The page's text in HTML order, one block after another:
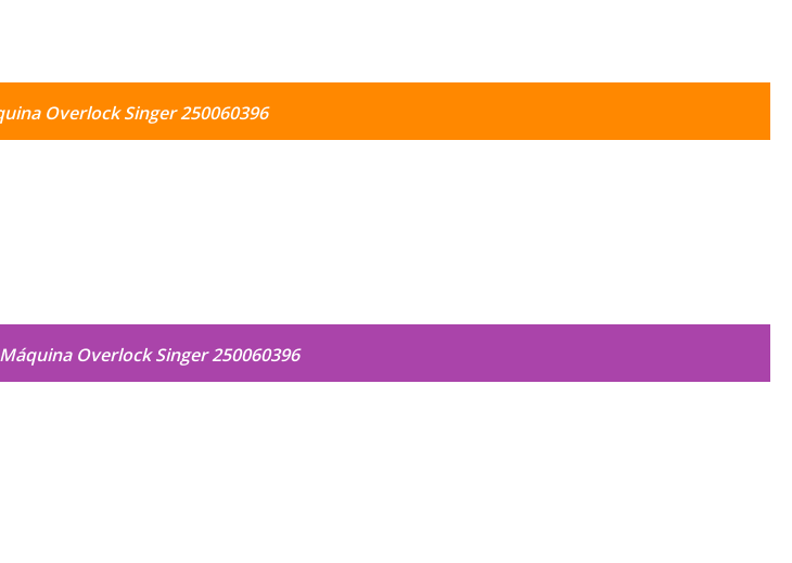
Overlock Singer 250060396
Overlock Singer 250060396